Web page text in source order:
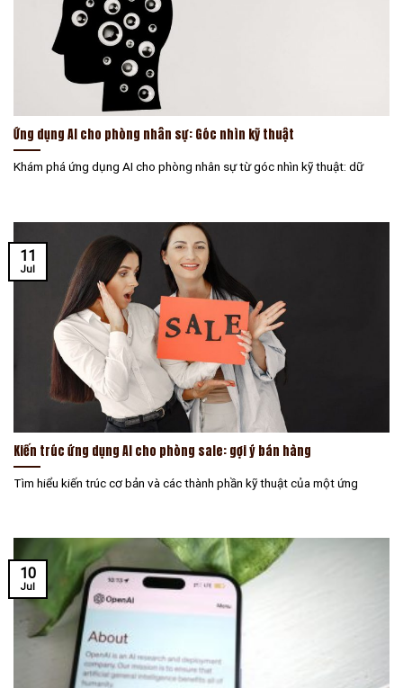
Ứng dụng AI cho phòng nhân sự: Góc nhìn kỹ thuật
Khám phá ứng dụng AI cho phòng nhân sự từ góc nhìn kỹ thuật: dữ
Kiến trúc ứng dụng AI cho phòng sale: gợi ý bán hàng
Tìm hiểu kiến trúc cơ bản và các thành phần kỹ thuật của một ứng
11
Jul
10
Jul